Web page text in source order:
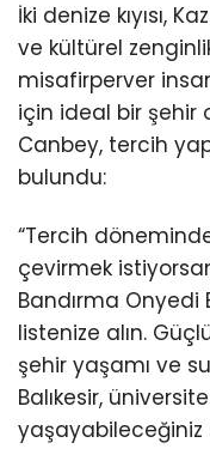
İki denize kıyısı,
ve kültürel
misafirperver
için ideal bir şehir
Canbey, tercih
bulundu:
“Tercih
çevirmek
Bandırma Onyedi
listenize alın.
şehir yaşamı ve
Balıkesir,
yaşayabileceğiniz